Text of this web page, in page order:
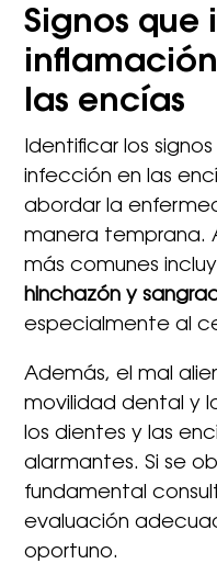
Signos que
las encías
Identificar los
infección en las
abordar la
manera temprana.
más comunes
hinchazón y
especialmente al
Además, el mal
movilidad dental y
los dientes y las
alarmantes. Si se
fundamental
evaluación
oportuno.